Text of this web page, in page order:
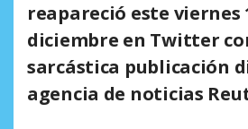
reapareció este viernes
diciembre en Twitter
sarcástica publicación
agencia de noticias